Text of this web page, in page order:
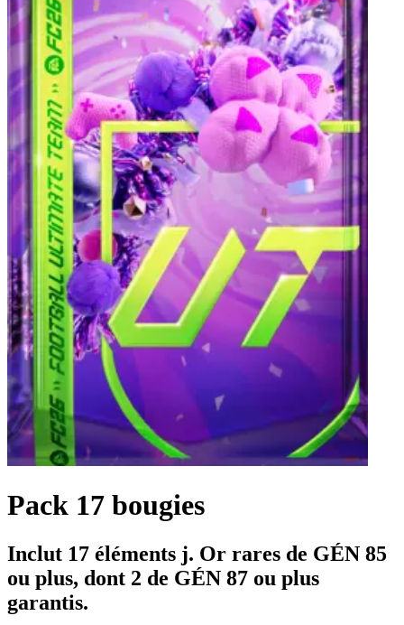
Pack 17 bougies
Inclut 17 éléments j. Or rares de GÉN 85
ou plus, dont 2 de GÉN 87 ou plus
garantis.